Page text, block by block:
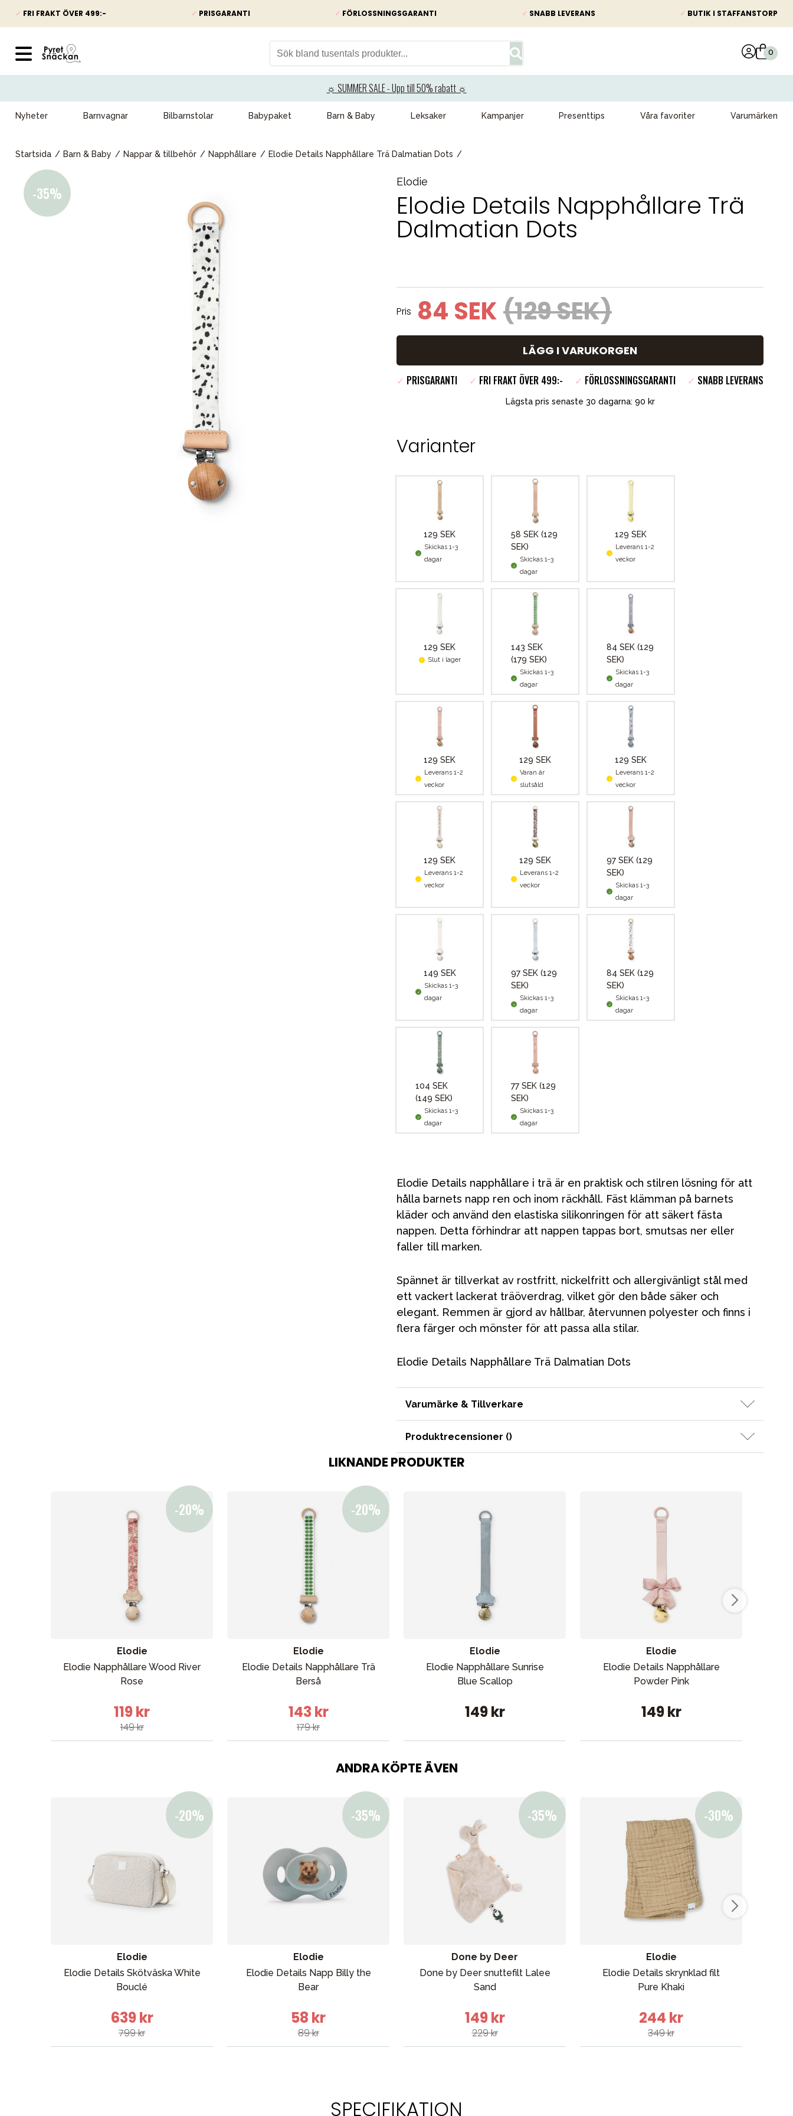
✓ FRI FRAKT ÖVER 499:- ✓ PRISGARANTI ✓ FÖRLOSSNINGSGARANTI ✓ SNABB LEVERANS ✓ BUTIK I STAFFANSTORP
☼ SUMMER SALE - Upp till 50% rabatt ☼
Nyheter Barnvagnar Bilbarnstolar Babypaket Barn & Baby Leksaker Kampanjer Presenttips Våra favoriter Varumärken
Startsida Barn & Baby Nappar & tillbehör Napphållare Elodie Details Napphållare Trä Dalmatian Dots
Elodie
Elodie Details Napphållare Trä
Dalmatian Dots
Pris 84 SEK(129 SEK)
LÄGG I VARUKORGEN
✓ PRISGARANTI ✓ FRI FRAKT ÖVER 499:- ✓ FÖRLOSSNINGSGARANTI ✓ SNABB LEVERANS
Lägsta pris senaste 30 dagarna: 90 kr
Varianter
129 SEK
Skickas 1-3
dagar
58 SEK (129
SEK)
Skickas 1-3
dagar
129 SEK
Leverans 1-2
veckor
129 SEK
Slut i lager
143 SEK
(179 SEK)
Skickas 1-3
dagar
84 SEK (129
SEK)
Skickas 1-3
dagar
129 SEK
Leverans 1-2
veckor
129 SEK
Varan är
slutsåld
129 SEK
Leverans 1-2
veckor
129 SEK
Leverans 1-2
veckor
129 SEK
Leverans 1-2
veckor
97 SEK (129
SEK)
Skickas 1-3
dagar
149 SEK
Skickas 1-3
dagar
97 SEK (129
SEK)
Skickas 1-3
dagar
84 SEK (129
SEK)
Skickas 1-3
dagar
104 SEK
(149 SEK)
Skickas 1-3
dagar
77 SEK (129
SEK)
Skickas 1-3
dagar
Elodie Details napphållare i trä är en praktisk och stilren lösning för att
hålla barnets napp ren och inom räckhåll. Fäst klämman på barnets
kläder och använd den elastiska silikonringen för att säkert fästa
nappen. Detta förhindrar att nappen tappas bort, smutsas ner eller
faller till marken.
Spännet är tillverkat av rostfritt, nickelfritt och allergivänligt stål med
ett vackert lackerat träöverdrag, vilket gör den både säker och
elegant. Remmen är gjord av hållbar, återvunnen polyester och finns i
flera färger och mönster för att passa alla stilar.
Elodie Details Napphållare Trä Dalmatian Dots
Varumärke & Tillverkare
Produktrecensioner ()
LIKNANDE PRODUKTER
Elodie
Elodie Napphållare Wood River
Rose
119 kr
149 kr
Elodie
Elodie Details Napphållare Trä
Berså
143 kr
179 kr
Elodie
Elodie Napphållare Sunrise
Blue Scallop
149 kr
Elodie
Elodie Details Napphållare
Powder Pink
149 kr
ANDRA KÖPTE ÄVEN
Elodie
Elodie Details Skötväska White
Bouclé
639 kr
799 kr
Elodie
Elodie Details Napp Billy the
Bear
58 kr
89 kr
Done by Deer
Done by Deer snuttefilt Lalee
Sand
149 kr
229 kr
Elodie
Elodie Details skrynklad filt
Pure Khaki
244 kr
349 kr
SPECIFIKATION
VÅRT SORTIMENT
Möbler & bädd
Tillbehör
Reservdelar
Presenttips
Våra favoriter
Varumärken
Kontakta oss Uthyrning Vår butik